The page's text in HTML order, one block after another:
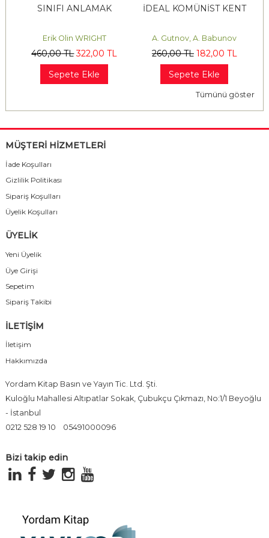
SINIFI ANLAMAK
Erik Olin WRIGHT
460,00TL 322,00 TL
Sepete Ekle
İDEAL KOMÜNİST KENT
A. Gutnov, A. Babunov
260,00TL 182,00 TL
Sepete Ekle
Tümünü göster
MÜŞTERİ HİZMETLERİ
İade Koşulları
Gizlilik Politikası
Sipariş Koşulları
Üyelik Koşulları
ÜYELİK
Yeni Üyelik
Üye Girişi
Sepetim
Sipariş Takibi
İLETİŞİM
İletişim
Hakkımızda
Yordam Kitap Basın ve Yayın Tic. Ltd. Şti.
Kuloğlu Mahallesi Altıpatlar Sokak, Çubukçu Çıkmazı, No:1/1 Beyoğlu
- İstanbul
0212 528 19 10
05491000096
Bizi takip edin